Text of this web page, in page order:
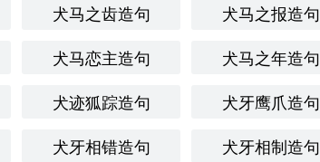
犬马之齿造句
犬马之报造句
犬马恋主造句
犬马之年造句
犬迹狐踪造句
犬牙鹰爪造句
犬牙相错造句
犬牙相制造句